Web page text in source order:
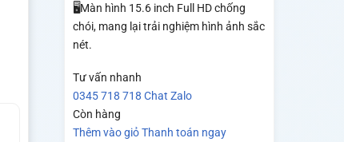
🖥️Màn hình 15.6 inch Full HD chống
chói, mang lại trải nghiệm hình ảnh sắc
nét.
Tư vấn nhanh
0345 718 718 Chat Zalo
Còn hàng
Thêm vào giỏThanh toán ngay